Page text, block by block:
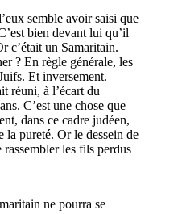
semble avoir saisi que
bien devant lui qu’il
c’était un Samaritain.
? En règle générale, les
Et inversement.
réuni, à l’écart du
C’est une chose que
dans ce cadre judéen,
la pureté. Or le dessein de
les fils perdus
ne pourra se